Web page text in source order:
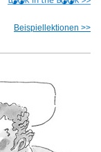
Beispiellektionen >>